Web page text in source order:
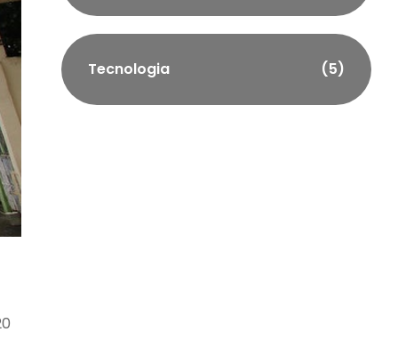
Tecnologia (5)